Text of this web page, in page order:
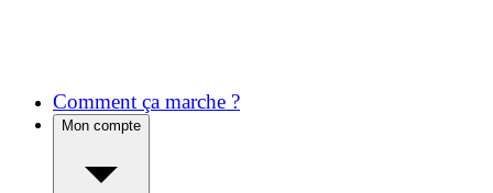
Comment ça marche ?
Mon compte